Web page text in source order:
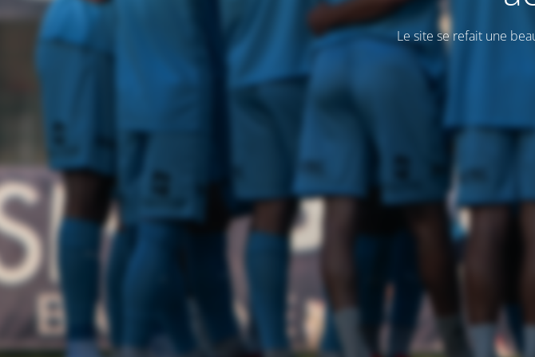
Le site se refait une